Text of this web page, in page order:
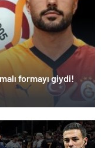
formayı giydi!